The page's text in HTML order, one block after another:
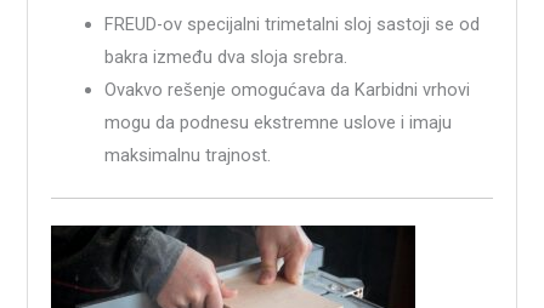
FREUD-ov specijalni trimetalni sloj sastoji se od
bakra između dva sloja srebra.
Ovakvo rešenje omogućava da Karbidni vrhovi
mogu da podnesu ekstremne uslove i imaju
maksimalnu trajnost.